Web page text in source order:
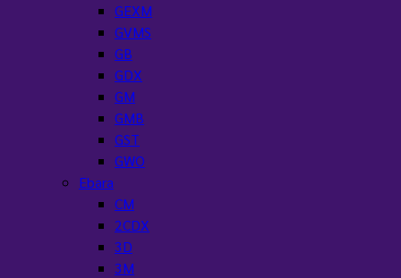
GEXM
GVMS
GB
GDX
GM
GMB
GST
GWO
Ebara
CM
2CDX
3D
3M